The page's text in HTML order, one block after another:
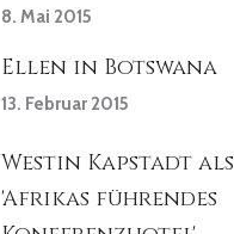
8. Mai 2015
Ellen in Botswana
13. Februar 2015
Westin Kapstadt als
'Afrikas führendes